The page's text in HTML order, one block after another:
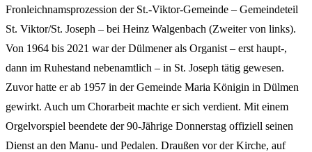
Fronleichnamsprozession der St.-Viktor-Gemeinde – Gemeindeteil
St. Viktor/St. Joseph – bei Heinz Walgenbach (Zweiter von links).
Von 1964 bis 2021 war der Dülmener als Organist – erst haupt-,
dann im Ruhestand nebenamtlich – in St. Joseph tätig gewesen.
Zuvor hatte er ab 1957 in der Gemeinde Maria Königin in Dülmen
gewirkt. Auch um Chorarbeit machte er sich verdient. Mit einem
Orgelvorspiel beendete der 90-Jährige Donnerstag offiziell seinen
Dienst an den Manu- und Pedalen. Draußen vor der Kirche, auf